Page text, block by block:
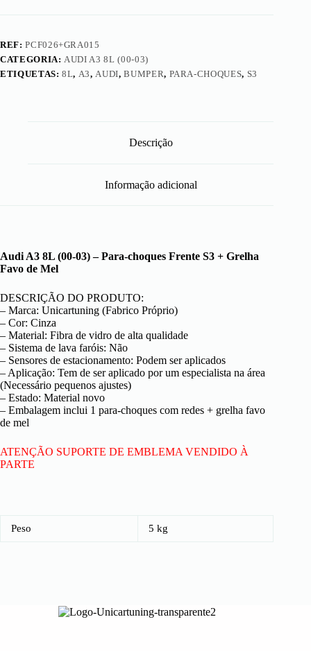
s
Pequeno
REF:PCF026+GRA015
CATEGORIA:AUDI A3 8L (00-03)
ETIQUETAS:8L, A3,AUDI,BUMPER, PARA-CHOQUES, S3
Descrição
Informação adicional
Audi A3 8L (00-03) – Para-choques Frente S3 + Grelha
Favo de Mel
DESCRIÇÃO DO PRODUTO:
– Marca: Unicartuning (Fabrico Próprio)
– Cor: Cinza
– Material: Fibra de vidro de alta qualidade
– Sistema de lava faróis: Não
– Sensores de estacionamento: Podem ser aplicados
– Aplicação: Tem de ser aplicado por um especialista na área
(Necessário pequenos ajustes)
– Estado: Material novo
– Embalagem inclui 1 para-choques com redes + grelha favo
de mel
ATENÇÃO SUPORTE DE EMBLEMA VENDIDO À
PARTE
Peso 5 kg